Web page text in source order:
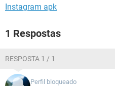
Instagram apk
1 Respostas
RESPOSTA 1 / 1
Perfil bloqueado